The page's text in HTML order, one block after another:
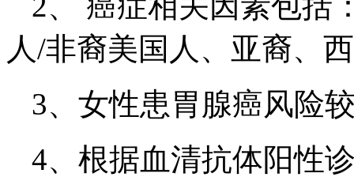
人/非裔美国人、亚裔、
3、女性患胃腺癌风险
4、根据血清抗体阳性